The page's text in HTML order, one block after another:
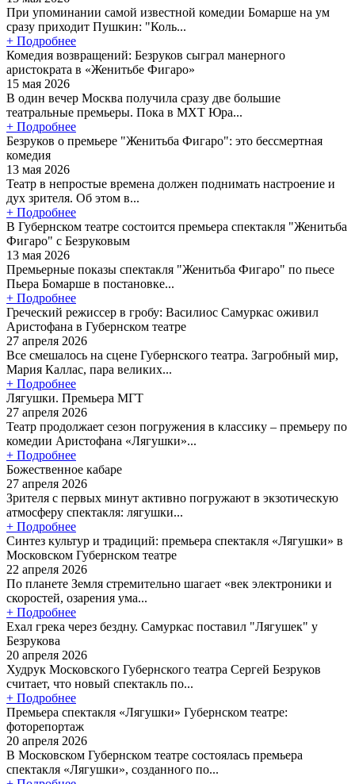
При упоминании самой известной комедии Бомарше на ум
сразу приходит Пушкин: "Коль...
+ Подробнее
Комедия возвращений: Безруков сыграл манерного
аристократа в «Женитьбе Фигаро»
15 мая 2026
В один вечер Москва получила сразу две большие
театральные премьеры. Пока в МХТ Юра...
+ Подробнее
Безруков о премьере "Женитьба Фигаро": это бессмертная
комедия
13 мая 2026
Театр в непростые времена должен поднимать настроение и
дух зрителя. Об этом в...
+ Подробнее
В Губернском театре состоится премьера спектакля "Женитьба
Фигаро" с Безруковым
13 мая 2026
Премьерные показы спектакля "Женитьба Фигаро" по пьесе
Пьера Бомарше в постановке...
+ Подробнее
Греческий режиссер в гробу: Василиос Самуркас оживил
Аристофана в Губернском театре
27 апреля 2026
Все смешалось на сцене Губернского театра. Загробный мир,
Мария Каллас, пара великих...
+ Подробнее
Лягушки. Премьера МГТ
27 апреля 2026
Театр продолжает сезон погружения в классику – премьеру по
комедии Аристофана «Лягушки»...
+ Подробнее
Божественное кабаре
27 апреля 2026
Зрителя с первых минут активно погружают в экзотическую
атмосферу спектакля: лягушки...
+ Подробнее
Синтез культур и традиций: премьера спектакля «Лягушки» в
Московском Губернском театре
22 апреля 2026
По планете Земля стремительно шагает «век электроники и
скоростей, озарения ума...
+ Подробнее
Ехал грека через бездну. Самуркас поставил "Лягушек" у
Безрукова
20 апреля 2026
Худрук Московского Губернского театра Сергей Безруков
считает, что новый спектакль по...
+ Подробнее
Премьера спектакля «Лягушки» Губернском театре:
фоторепортаж
20 апреля 2026
В Московском Губернском театре состоялась премьера
спектакля «Лягушки», созданного по...